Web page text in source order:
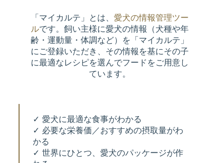
「マイカルテ」とは、 愛犬の情報管理ツー
ルです。飼い主様に愛犬の情報（犬種や年
齢・運動量・体調など）を「マイカルテ」
にご登録いただき、その情報を基にその子
に最適なレシピを選んでフードをご用意し
ています。
✓ 愛犬に最適な食事がわかる
✓ 必要な栄養価／おすすめの摂取量がわ
かる
✓ 世界にひとつ、愛犬のパッケージが作